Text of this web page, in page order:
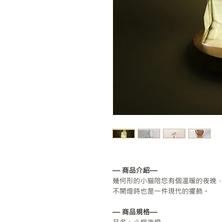
— 商品介紹—
幾何形的小貓陪您有個溫暖的夜晚
不開燈時也是一件現代的擺飾。
— 商品規格—